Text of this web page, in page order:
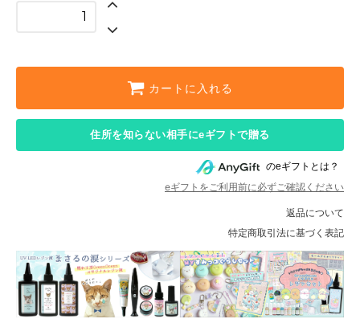
カートに入れる
住所を知らない相手にeギフトで贈る
のeギフトとは？
eギフトをご利用前に必ずご確認ください
返品について
特定商取引法に基づく表記